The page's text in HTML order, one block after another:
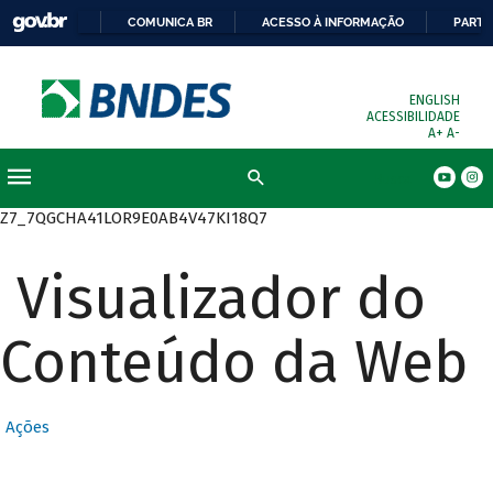
COMUNICA BR ACESSO À INFORMAÇÃO
ENGLISH
ACESSIBILIDADE
A+ A-
Z7_7QGCHA41LOR9E0AB4V47KI18Q7
Visualizador do
Conteúdo da Web
Ações